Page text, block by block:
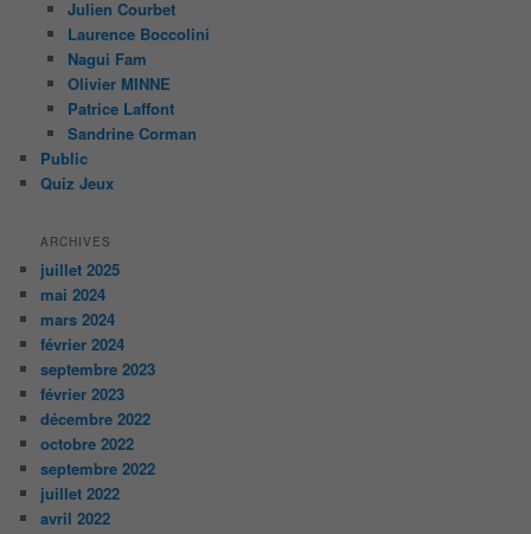
Julien Courbet
Laurence Boccolini
Nagui Fam
Olivier MINNE
Patrice Laffont
Sandrine Corman
Public
Quiz Jeux
ARCHIVES
juillet 2025
mai 2024
mars 2024
février 2024
septembre 2023
février 2023
décembre 2022
octobre 2022
septembre 2022
juillet 2022
avril 2022